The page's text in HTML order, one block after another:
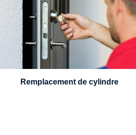
Un serrurier sera en mesure de choisir et
remplacer un cylindre standard, à 5
leviers ou à 3 leviers, Mul-T-Lock ou
encore multipoints.
Remplacement de cylindre